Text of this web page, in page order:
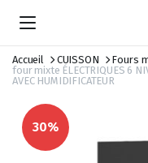
Accueil CUISSON
Fours
four mixte ÉLECTRIQUES 6
AVEC HUMIDIFICATEUR
30%